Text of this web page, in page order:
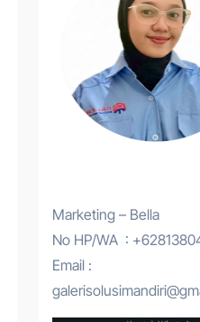
Marketing – Bella
No HP/WA :
Email :